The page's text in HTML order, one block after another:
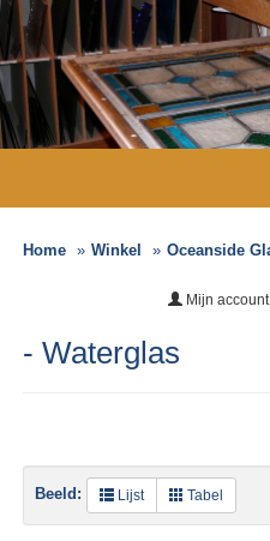
Home Winkel Oceanside
Mijn account
- Waterglas
Beeld: Lijst Tabel